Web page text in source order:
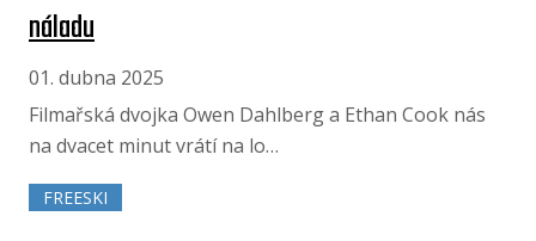
náladu
01. dubna 2025
Filmařská dvojka Owen Dahlberg a Ethan Cook nás
na dvacet minut vrátí na lo…
FREESKI